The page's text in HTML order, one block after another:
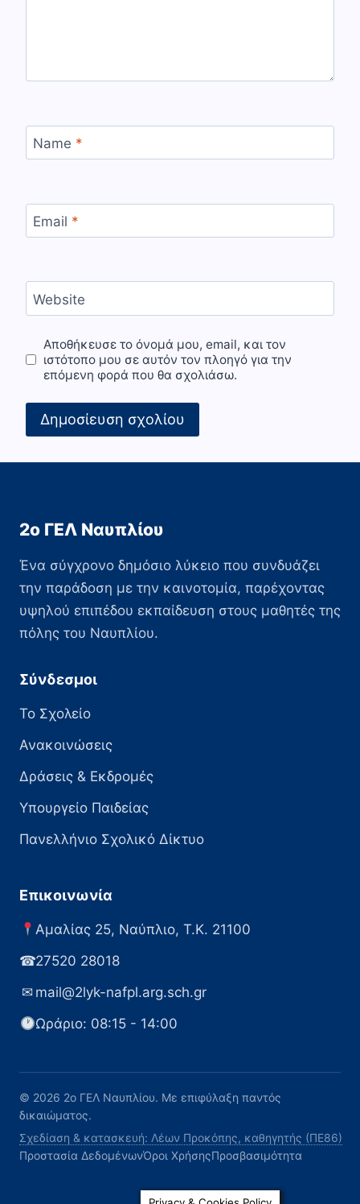
Name *
Email *
Website
Αποθήκευσε το όνομά μου, email, και τον
ιστότοπο μου σε αυτόν τον πλοηγό για την
επόμενη φορά που θα σχολιάσω.
2ο ΓΕΛ Ναυπλίου
Ένα σύγχρονο δημόσιο λύκειο που συνδυάζει
την παράδοση με την καινοτομία, παρέχοντας
υψηλού επιπέδου εκπαίδευση στους μαθητές της
πόλης του Ναυπλίου.
Σύνδεσμοι
Το Σχολείο
Ανακοινώσεις
Δράσεις & Εκδρομές
Υπουργείο Παιδείας
Πανελλήνιο Σχολικό Δίκτυο
Επικοινωνία
Αμαλίας 25, Ναύπλιο, Τ.Κ. 21100
☎27520 28018
✉ mail@2lyk-nafpl.arg.sch.gr
Ωράριο: 08:15 - 14:00
© 2026 2ο ΓΕΛ Ναυπλίου. Με επιφύλαξη παντός
δικαιώματος.
Σχεδίαση & κατασκευή: Λέων Προκόπης, καθηγητής (ΠΕ86)
Προστασία ΔεδομένωνΌροι ΧρήσηςΠροσβασιμότητα